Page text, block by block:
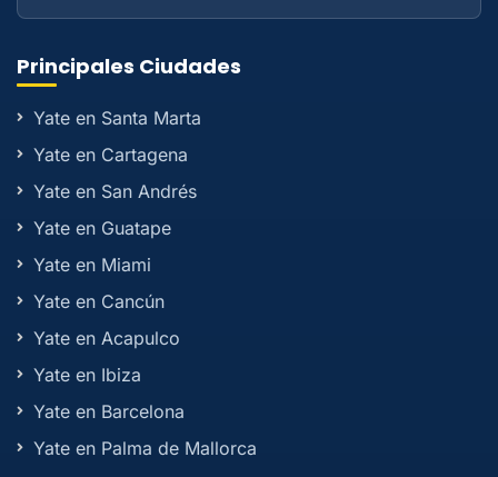
Principales Ciudades
Yate en Santa Marta
Yate en Cartagena
Yate en San Andrés
Yate en Guatape
Yate en Miami
Yate en Cancún
Yate en Acapulco
Yate en Ibiza
Yate en Barcelona
Yate en Palma de Mallorca